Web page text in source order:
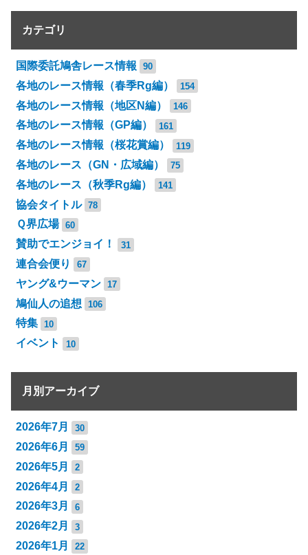
カテゴリ
国際委託鳩舎レース情報 90
各地のレース情報（春季Rg編） 154
各地のレース情報（地区N編） 146
各地のレース情報（GP編） 161
各地のレース情報（桜花賞編） 119
各地のレース（GN・広域編） 75
各地のレース（秋季Rg編） 141
協会タイトル 78
Ｑ界広場 60
賛助でエンジョイ！ 31
連合会便り 67
ヤング&ウーマン 17
鳩仙人の追想 106
特集 10
イベント 10
月別アーカイブ
2026年7月 30
2026年6月 59
2026年5月 2
2026年4月 2
2026年3月 6
2026年2月 3
2026年1月 22